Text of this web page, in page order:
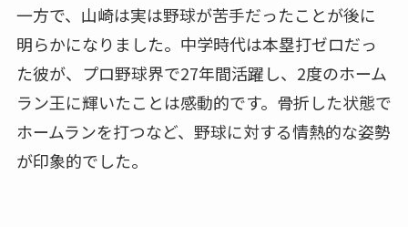
一方で、山崎は実は野球が苦手だったことが後に
明らかになりました。中学時代は本塁打ゼロだっ
た彼が、プロ野球界で27年間活躍し、2度のホーム
ラン王に輝いたことは感動的です。骨折した状態で
ホームランを打つなど、野球に対する情熱的な姿勢
が印象的でした。